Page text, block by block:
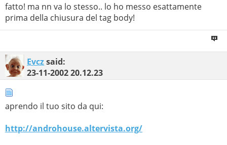
fatto! ma nn va lo stesso.. lo ho messo esattamente
prima della chiusura del tag body!
Evczsaid:
23-11-200220.12.23
aprendo il tuo sito da qui:
http://androhouse.altervista.org/